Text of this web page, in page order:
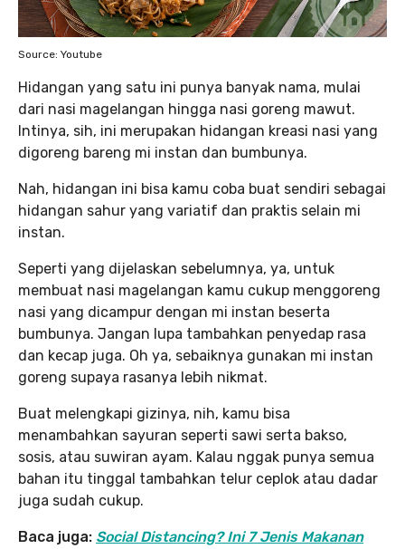
Source: Youtube
Hidangan yang satu ini punya banyak nama, mulai
dari nasi magelangan hingga nasi goreng mawut.
Intinya, sih, ini merupakan hidangan kreasi nasi yang
digoreng bareng mi instan dan bumbunya.
Nah, hidangan ini bisa kamu coba buat sendiri sebagai
hidangan sahur yang variatif dan praktis selain mi
instan.
Seperti yang dijelaskan sebelumnya, ya, untuk
membuat nasi magelangan kamu cukup menggoreng
nasi yang dicampur dengan mi instan beserta
bumbunya. Jangan lupa tambahkan penyedap rasa
dan kecap juga. Oh ya, sebaiknya gunakan mi instan
goreng supaya rasanya lebih nikmat.
Buat melengkapi gizinya, nih, kamu bisa
menambahkan sayuran seperti sawi serta bakso,
sosis, atau suwiran ayam. Kalau nggak punya semua
bahan itu tinggal tambahkan telur ceplok atau dadar
juga sudah cukup.
Baca juga: Social Distancing? Ini 7 Jenis Makanan